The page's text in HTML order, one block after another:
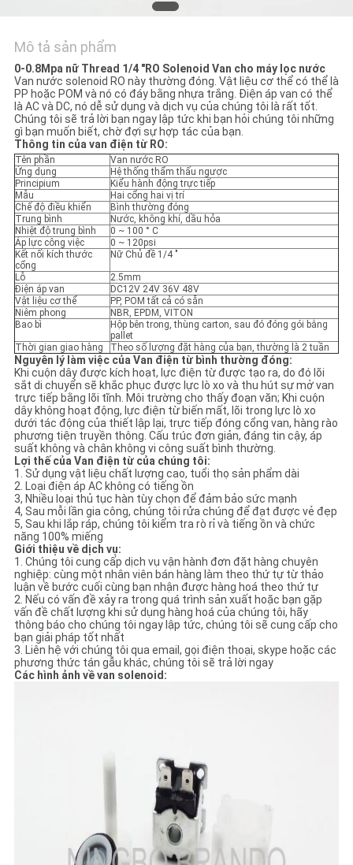
SƠ
ĐỒ
TRANG
WEB
CHÍNH
SÁCH
BẢO
MẬT
Mô tả sản phẩm
0-0.8Mpa nữ Thread 1/4 "RO Solenoid Van cho máy lọc nước
Van nước solenoid RO này thường đóng. Vật liệu cơ thể có thể là
PP hoặc POM và nó có đáy bằng nhựa trắng. Điện áp van có thể
là AC và DC, nó dễ sử dụng và dịch vụ của chúng tôi là rất tốt.
Chúng tôi sẽ trả lời bạn ngay lập tức khi bạn hỏi chúng tôi những
gì bạn muốn biết, chờ đợi sự hợp tác của bạn.
Thông tin của van điện từ RO:
Tên phần
Van nước RO
Ứng dụng
Hệ thống thẩm thấu ngược
Principium
Kiểu hành động trực tiếp
Mẫu
Hai cổng hai vị trí
Chế độ điều khiển
Bình thường đóng
Trung bình
Nước, không khí, dầu hỏa
Nhiệt độ trung bình
0 ~ 100 ° C
Áp lực công việc
0 ~ 120psi
Kết nối kích thước
cổng
Nữ Chủ đề 1/4 "
Lỗ
2.5mm
Điện áp van
DC12V 24V 36V 48V
Vật liệu cơ thể
PP, POM tất cả có sẵn
Niêm phong
NBR, EPDM, VITON
Bao bì
Hộp bên trong, thùng carton, sau đó đóng gói bằng
pallet
Thời gian giao hàng
Theo số lượng đặt hàng của bạn, thường là 2 tuần
Nguyên lý làm việc của Van điện từ bình thường đóng:
Khi cuộn dây được kích hoạt, lực điện từ được tạo ra, do đó lõi
sắt di chuyển sẽ khắc phục được lực lò xo và thu hút sự mở van
trực tiếp bằng lõi tĩnh. Môi trường cho thấy đoạn văn; Khi cuộn
dây không hoạt động, lực điện từ biến mất, lõi trong lực lò xo
dưới tác động của thiết lập lại, trực tiếp đóng cổng van, hàng rào
phương tiện truyền thông. Cấu trúc đơn giản, đáng tin cậy, áp
suất không và chân không vi công suất bình thường.
Lợi thế của Van điện từ của chúng tôi:
1. Sử dụng vật liệu chất lượng cao, tuổi thọ sản phẩm dài
2. Loại điện áp AC không có tiếng ồn
3, Nhiều loại thủ tục hàn tùy chọn để đảm bảo sức mạnh
4, Sau mỗi lần gia công, chúng tôi rửa chúng để đạt được vẻ đẹp
5, Sau khi lắp ráp, chúng tôi kiểm tra rò rỉ và tiếng ồn và chức
năng 100% miếng
Giới thiệu về dịch vụ:
1. Chúng tôi cung cấp dịch vụ vận hành đơn đặt hàng chuyên
nghiệp: cùng một nhân viên bán hàng làm theo thứ tự từ thảo
luận về bước cuối cùng bạn nhận được hàng hoá theo thứ tự
2. Nếu có vấn đề xảy ra trong quá trình sản xuất hoặc bạn gặp
vấn đề chất lượng khi sử dụng hàng hoá của chúng tôi, hãy
thông báo cho chúng tôi ngay lập tức, chúng tôi sẽ cung cấp cho
bạn giải pháp tốt nhất
3. Liên hệ với chúng tôi qua email, gọi điện thoại, skype hoặc các
phương thức tán gẫu khác, chúng tôi sẽ trả lời ngay
Các hình ảnh về van solenoid: